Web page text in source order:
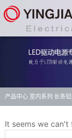
产品中心 室内系列 长条
It seems we